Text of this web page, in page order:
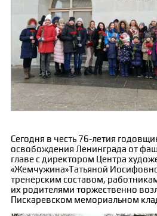
Сегодня в честь 76-летия
освобождения Ленинграда от
главе с директором Центра
«Жемчужина»Татьяной
тренерским составом,
их родителями торжественно
Пискаревском мемориальном